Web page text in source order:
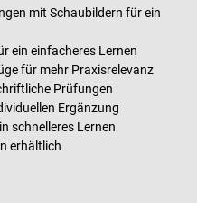
mit Schaubildern für ein
ein einfacheres Lernen
für mehr Praxisrelevanz
Prüfungen
Ergänzung
schnelleres Lernen
erhältlich